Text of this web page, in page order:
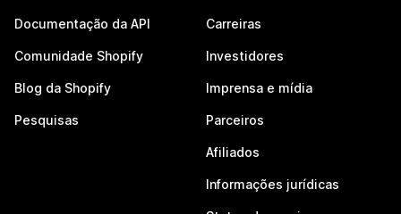
Documentação da API
Comunidade Shopify
Blog da Shopify
Pesquisas
Carreiras
Investidores
Imprensa e mídia
Parceiros
Afiliados
Informações jurídicas